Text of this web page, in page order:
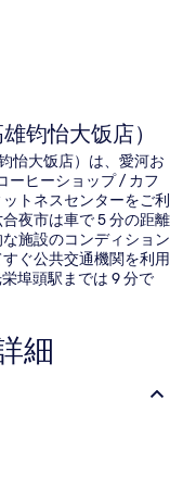
钧怡大饭店）
怡大饭店）は、愛河お
ーヒーショップ / カフ
トネスセンターをご利
夜市は車で 5 分の距離
施設のコンディション
ぐ公共交通機関を利用
埠頭駅までは 9 分で
細